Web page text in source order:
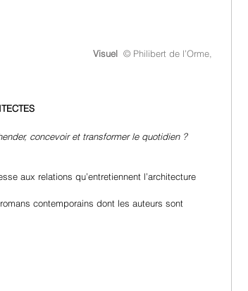
Visuel © Philibert de l’Orme,
concevoir et transformer le quotidien ?
aux relations qu’entretiennent l’architecture
contemporains dont les auteurs sont